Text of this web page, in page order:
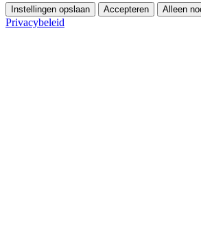
Instellingen opslaan Accepteren Alleen
Privacybeleid